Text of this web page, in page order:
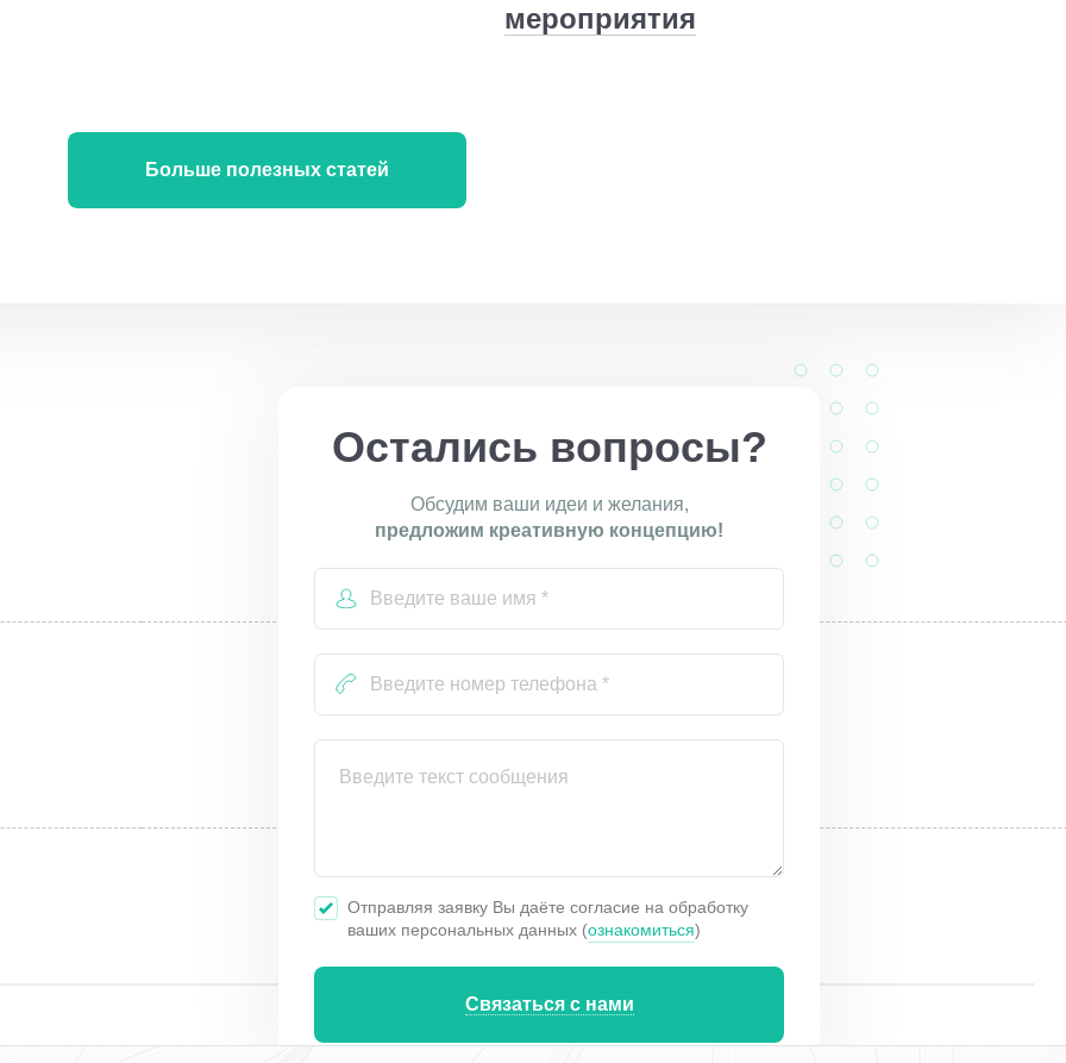
мероприятия
Больше полезных статей
Остались вопросы?
Обсудим ваши идеи и желания,
предложим креативную концепцию!
Отправляя заявку Вы даёте согласие на обработку
ваших персональных данных (ознакомиться)
Связаться с нами